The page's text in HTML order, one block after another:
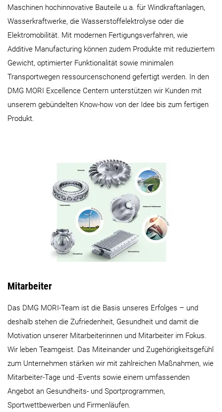
Maschinen hochinnovative Bauteile u.a. für Windkraftanlagen,
Wasserkraftwerke, die Wasserstoffelektrolyse oder die
Elektromobilität. Mit modernen Fertigungsverfahren, wie
Additive Manufacturing können zudem Produkte mit reduziertem
Gewicht, optimierter Funktionalität sowie minimalen
Transportwegen ressourcenschonend gefertigt werden. In den
DMG MORI Excellence Centern unterstützen wir Kunden mit
unserem gebündelten Know-how von der Idee bis zum fertigen
Produkt.
Mitarbeiter
Das DMG MORI-Team ist die Basis unseres Erfolges – und
deshalb stehen die Zufriedenheit, Gesundheit und damit die
Motivation unserer Mitarbeiterinnen und Mitarbeiter im Fokus.
Wir leben Teamgeist. Das Miteinander und Zugehörigkeitsgefühl
zum Unternehmen stärken wir mit zahlreichen Maßnahmen, wie
Mitarbeiter-Tage und -Events sowie einem umfassenden
Angebot an Gesundheits- und Sportprogrammen,
Sportwettbewerben und Firmenläufen.